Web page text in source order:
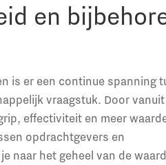
en
is er een continue spanning
vraagstuk. Door vanuit
effectiviteit en meer
opdrachtgevers en
naar het geheel van de